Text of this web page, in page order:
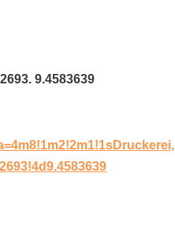
9.4583639